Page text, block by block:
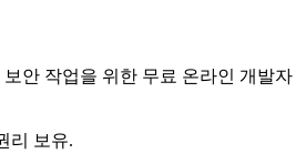
안 작업을 위한 무료 온라인 개발자
리 보유.